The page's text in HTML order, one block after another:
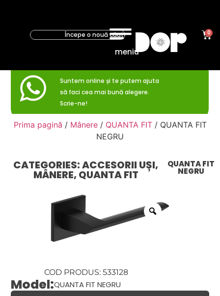
meniu
0
Suntem online și te putem ajuta
să faci cea mai bună alegere.
Scrie-ne!
Prima pagină / Mânere/ QUANTA FIT/ QUANTA FIT
NEGRU
CATEGORIES:ACCESORII UȘI,
MÂNERE,QUANTA FIT
QUANTA FIT
NEGRU
COD PRODUS: 533128
Model:QUANTA FIT NEGRU